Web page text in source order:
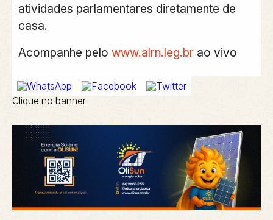
atividades parlamentares diretamente de
casa.
Acompanhe pelo www.alrn.leg.brao vivo
Clique no banner